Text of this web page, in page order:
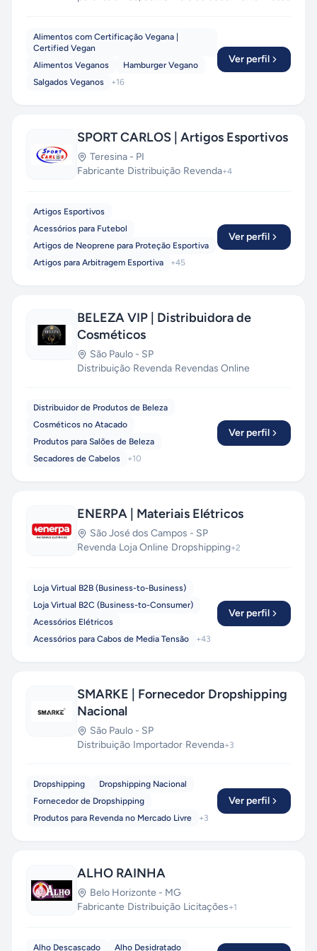
Alimentos com Certificação Vegana |
Certified Vegan
Alimentos Veganos
Hamburger Vegano
Salgados Veganos
+16
Ver perfil
SPORT CARLOS | Artigos Esportivos
Teresina - PI
Fabricante·Distribuição·Revenda+4
Artigos Esportivos
Acessórios para Futebol
Artigos de Neoprene para Proteção Esportiva
Artigos para Arbitragem Esportiva
+45
Ver perfil
BELEZA VIP | Distribuidora de
Cosméticos
São Paulo - SP
Distribuição·Revenda·Revendas Online
Distribuidor de Produtos de Beleza
Cosméticos no Atacado
Produtos para Salões de Beleza
Secadores de Cabelos
+10
Ver perfil
ENERPA | Materiais Elétricos
São José dos Campos - SP
Revenda·Loja Online·Dropshipping+2
Loja Virtual B2B (Business-to-Business)
Loja Virtual B2C (Business-to-Consumer)
Acessórios Elétricos
Acessórios para Cabos de Media Tensão
+43
Ver perfil
SMARKE | Fornecedor Dropshipping
Nacional
São Paulo - SP
Distribuição·Importador·Revenda+3
Dropshipping
Dropshipping Nacional
Fornecedor de Dropshipping
Produtos para Revenda no Mercado Livre
+3
Ver perfil
ALHO RAINHA
Belo Horizonte - MG
Fabricante·Distribuição·Licitações+1
Alho Descascado Alho Desidratado